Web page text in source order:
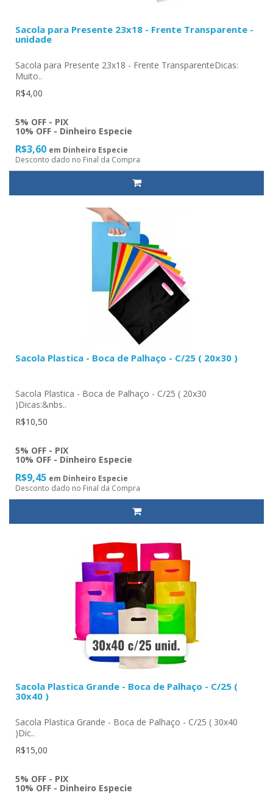
Sacola para Presente 23x18 - Frente Transparente -
unidade
Sacola para Presente 23x18 - Frente TransparenteDicas:
Muito..
R$4,00
5% OFF - PIX
10% OFF - Dinheiro Especie
R$3,60 em Dinheiro Especie
Desconto dado no Final da Compra
Sacola Plastica - Boca de Palhaço - C/25 ( 20x30 )
Sacola Plastica - Boca de Palhaço - C/25 ( 20x30
)Dicas:&nbs..
R$10,50
5% OFF - PIX
10% OFF - Dinheiro Especie
R$9,45 em Dinheiro Especie
Desconto dado no Final da Compra
Sacola Plastica Grande - Boca de Palhaço - C/25 (
30x40 )
Sacola Plastica Grande - Boca de Palhaço - C/25 ( 30x40
)Dic..
R$15,00
5% OFF - PIX
10% OFF - Dinheiro Especie